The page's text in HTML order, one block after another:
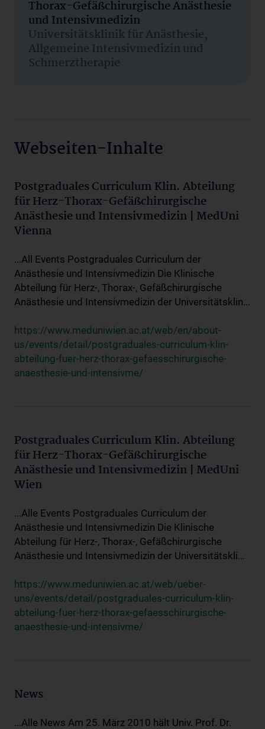
Thorax-Gefäßchirurgische Anästhesie
und Intensivmedizin
Universitätsklinik für Anästhesie,
Allgemeine Intensivmedizin und
Schmerztherapie
Webseiten-Inhalte
Postgraduales Curriculum Klin. Abteilung
für Herz-Thorax-Gefäßchirurgische
Anästhesie und Intensivmedizin | MedUni
Vienna
...All Events Postgraduales Curriculum der
Anästhesie und Intensivmedizin Die Klinische
Abteilung für Herz-, Thorax-, Gefäßchirurgische
Anästhesie und Intensivmedizin der Universitätsklin...
https://www.meduniwien.ac.at/web/en/about-
us/events/detail/postgraduales-curriculum-klin-
abteilung-fuer-herz-thorax-gefaesschirurgische-
anaesthesie-und-intensivme/
Postgraduales Curriculum Klin. Abteilung
für Herz-Thorax-Gefäßchirurgische
Anästhesie und Intensivmedizin | MedUni
Wien
...Alle Events Postgraduales Curriculum der
Anästhesie und Intensivmedizin Die Klinische
Abteilung für Herz-, Thorax-, Gefäßchirurgische
Anästhesie und Intensivmedizin der Universitätskli...
https://www.meduniwien.ac.at/web/ueber-
uns/events/detail/postgraduales-curriculum-klin-
abteilung-fuer-herz-thorax-gefaesschirurgische-
anaesthesie-und-intensivme/
News
...Alle News Am 25. März 2010 hält Univ. Prof. Dr.